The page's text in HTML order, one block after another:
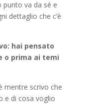
va da sé e
dettaglio che c’è
hai pensato
o prima ai temi
mentre scrivo che
e di cosa voglio